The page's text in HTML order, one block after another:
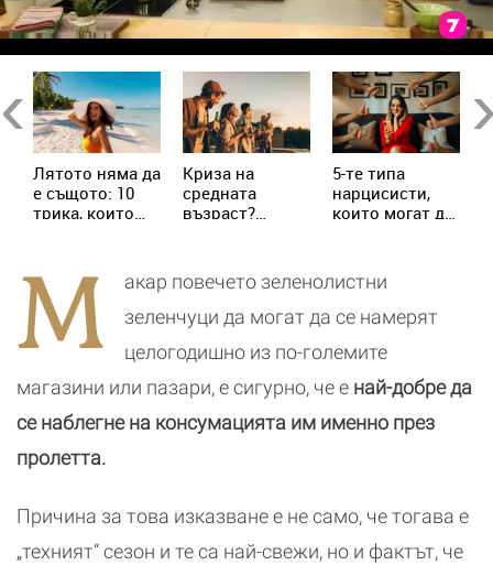
Лятото няма да
е същото: 10
трика, които
Криза на
средната
възраст?
правилата
5-те типа
нарцисисти,
които могат да
всеки ден
М
акар повечето зеленолистни
зеленчуци да могат да се намерят
целогодишно из по-големите
магазини или пазари, е сигурно, че е най-добре да
се наблегне на консумацията им именно през
пролетта.
Причина за това изказване е не само, че тогава е
„техният“ сезон и те са най-свежи, но и фактът, че